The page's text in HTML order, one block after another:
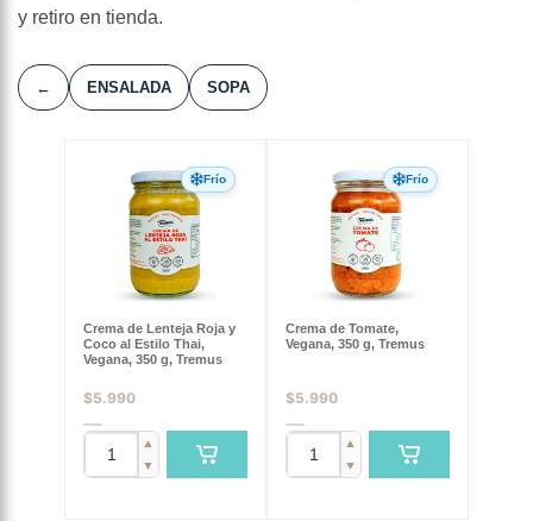
y retiro en tienda.
← ENSALADA SOPA
Frío
Crema de Lenteja Roja y
Coco al Estilo Thai,
Vegana, 350 g, Tremus
$5.990
▲
▼
Frío
Crema de Tomate,
Vegana, 350 g, Tremus
$5.990
▲
▼